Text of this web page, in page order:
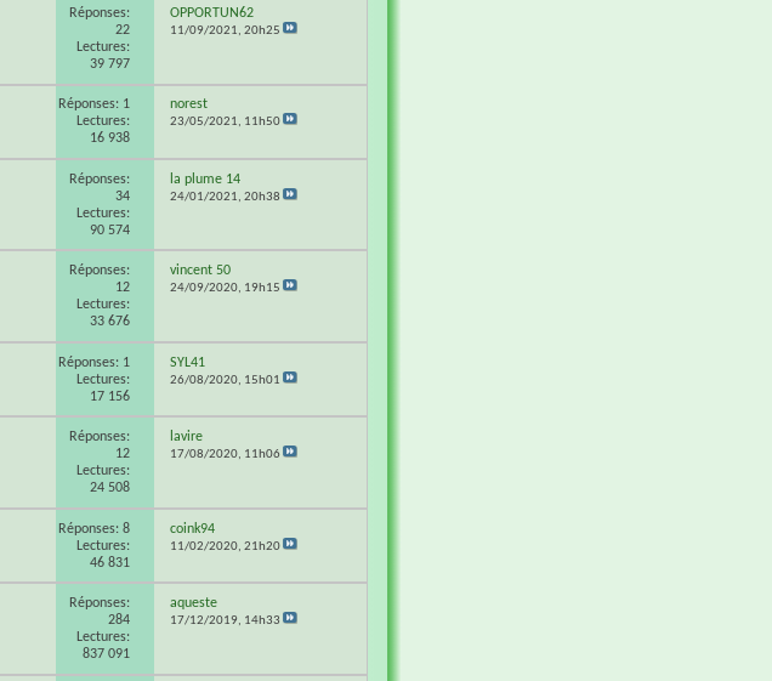
Réponses:
22
Lectures:
39 797
OPPORTUN62
11/09/2021, 20h25
Réponses: 1
Lectures:
16 938
norest
23/05/2021, 11h50
Réponses:
34
Lectures:
90 574
la plume 14
24/01/2021, 20h38
Réponses:
12
Lectures:
33 676
vincent 50
24/09/2020, 19h15
Réponses: 1
Lectures:
17 156
SYL41
26/08/2020, 15h01
Réponses:
12
Lectures:
24 508
lavire
17/08/2020, 11h06
Réponses: 8
Lectures:
46 831
coink94
11/02/2020, 21h20
Réponses:
284
Lectures:
837 091
aqueste
17/12/2019, 14h33